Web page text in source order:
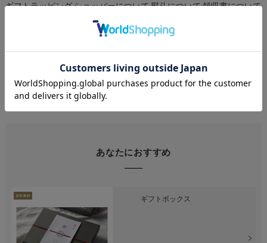
ギフトラッピングショッパーについて熨斗について領収書について
ご利用ガイド
法人様向けサービス
大口注文・卸販売
あなたにおすすめ
ギフトボックス